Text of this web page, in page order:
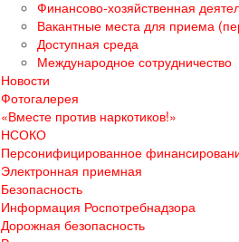
Финансово-хозяйственная
Вакантные места для приема
Доступная среда
Международное сотрудничество
Новости
Фотогалерея
«Вместе против наркотиков!»
НСОКО
Персонифицированное
Электронная приемная
Безопасность
Информация Роспотребнадзора
Дорожная безопасность